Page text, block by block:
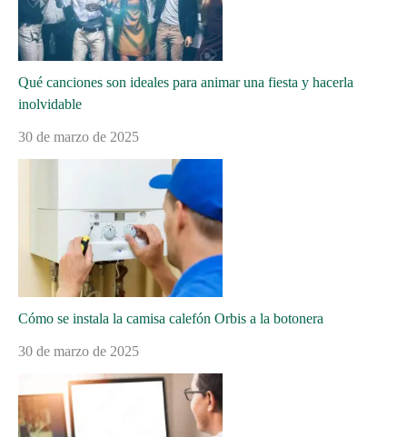
Qué canciones son ideales para animar una fiesta y hacerla
inolvidable
30 de marzo de 2025
Cómo se instala la camisa calefón Orbis a la botonera
30 de marzo de 2025